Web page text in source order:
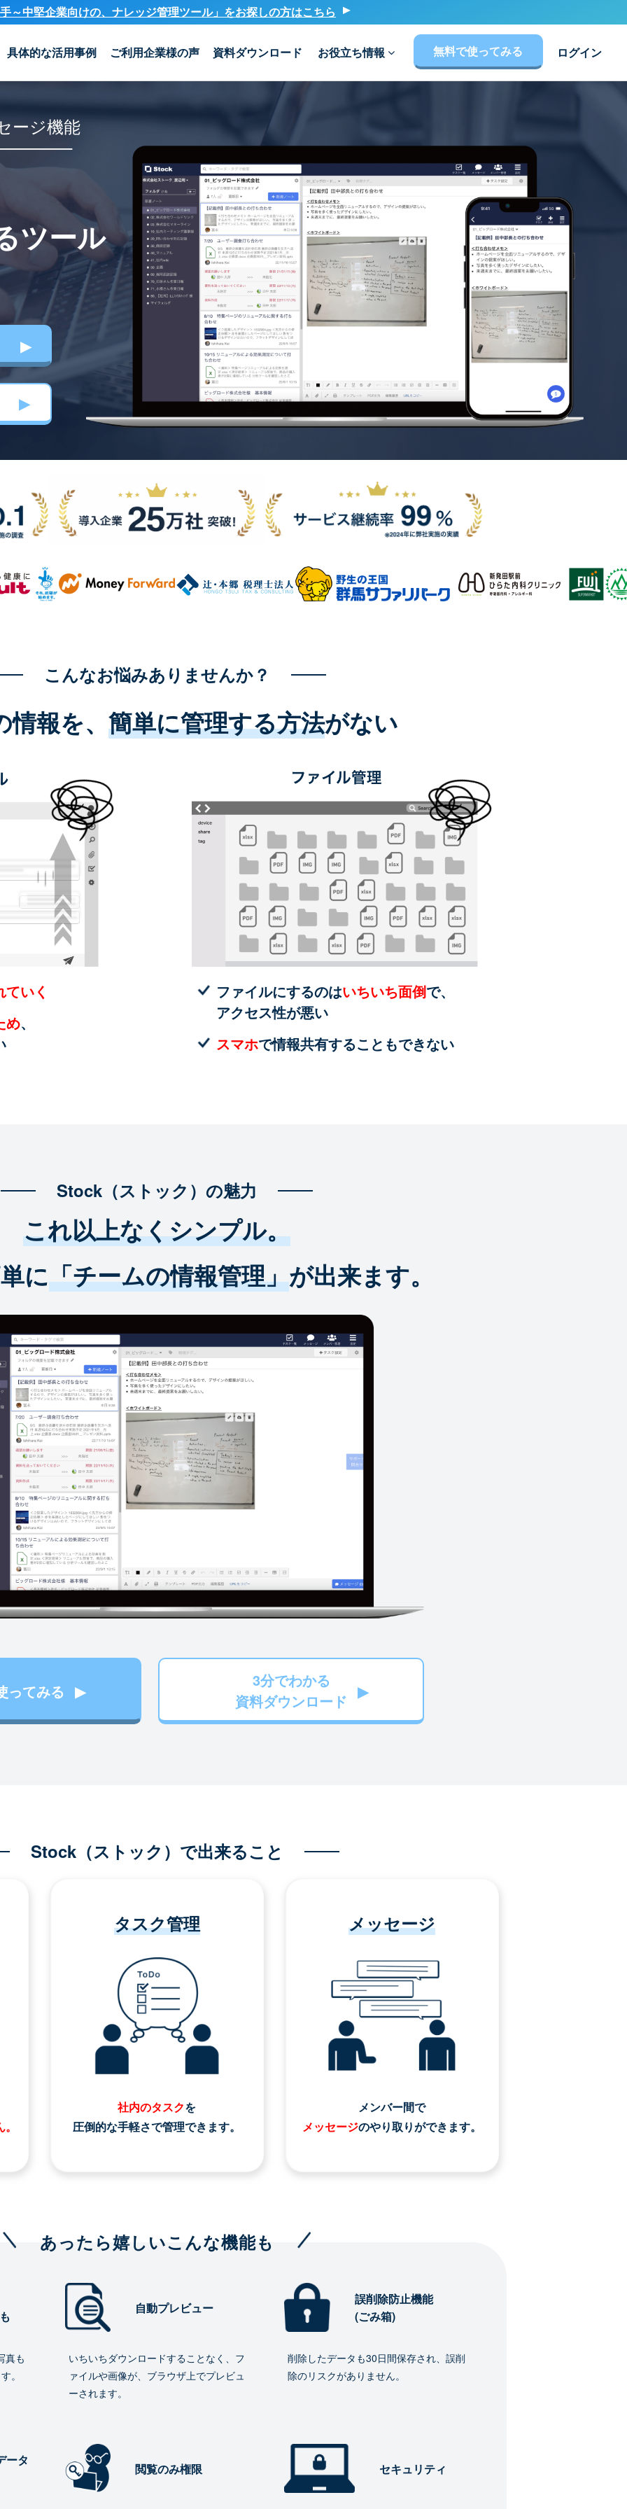
～中堅企業向けの、ナレッジ管理ツール」をお探しの方はこちら
具体的な活用事例 ご利用企業様の声 資料ダウンロード お役立ち情報 無料で使ってみる ログイン
ージ機能
ツール
こんなお悩みありませんか？
報を、 簡単に管理する方法がない
いく
め、
ファイルにするのはいちいち面倒で、
アクセス性が悪い
スマホで情報共有することもできない
Stock（ストック）の魅力
これ以上なくシンプル。
に「チームの情報管理」が出来ます。
ってみる
3分でわかる
資料ダウンロード
Stock（ストック）で出来ること
タスク管理
社内のタスクを
圧倒的な手軽さで管理できます。
メッセージ
メンバー間で
メッセージのやり取りができます。
あったら嬉しいこんな機能も
真も
。
自動プレビュー
いちいちダウンロードすることなく、フ
ァイルや画像が、ブラウザ上でプレビュ
ーされます。
誤削除防止機能
(ごみ箱)
削除したデータも30日間保存され、誤削
除のリスクがありません。
ータ
閲覧のみ権限 セキュリティ